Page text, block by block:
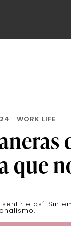
tecnología
| WORK LIFE
que
sentirte así. Sin